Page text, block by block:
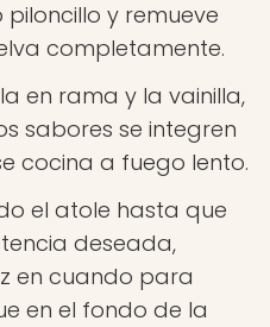
y remueve
completamente.
en rama y la vainilla,
sabores se integren
cocina a fuego lento.
el atole hasta que
deseada,
en cuando para
en el fondo de la